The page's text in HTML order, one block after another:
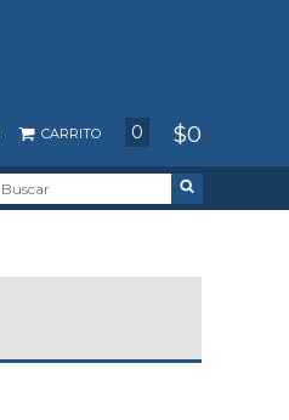
CARRITO 0 $0